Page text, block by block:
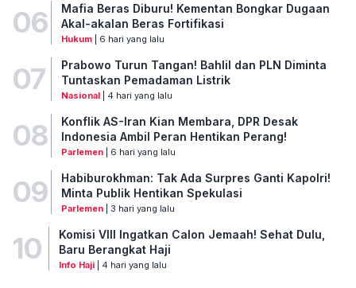
06
Mafia Beras Diburu! Kementan Bongkar Dugaan
Akal-akalan Beras Fortifikasi
Hukum| 6 hari yang lalu
07
Prabowo Turun Tangan! Bahlil dan PLN Diminta
Tuntaskan Pemadaman Listrik
Nasional| 4 hari yang lalu
08
Konflik AS-Iran Kian Membara, DPR Desak
Indonesia Ambil Peran Hentikan Perang!
Parlemen| 6 hari yang lalu
09
Habiburokhman: Tak Ada Surpres Ganti Kapolri!
Minta Publik Hentikan Spekulasi
Parlemen| 3 hari yang lalu
10
Komisi VIII Ingatkan Calon Jemaah! Sehat Dulu,
Baru Berangkat Haji
Info Haji| 4 hari yang lalu